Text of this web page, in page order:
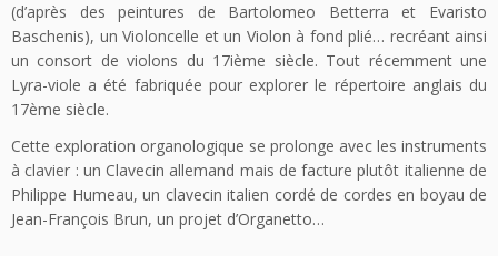
(d’après des peintures de Bartolomeo Betterra et Evaristo
Baschenis), un Violoncelle et un Violon à fond plié… recréant ainsi
un consort de violons du 17ième siècle. Tout récemment une
Lyra-viole a été fabriquée pour explorer le répertoire anglais du
17ème siècle.
Cette exploration organologique se prolonge avec les instruments
à clavier : un Clavecin allemand mais de facture plutôt italienne de
Philippe Humeau, un clavecin italien cordé de cordes en boyau de
Jean-François Brun, un projet d’Organetto…